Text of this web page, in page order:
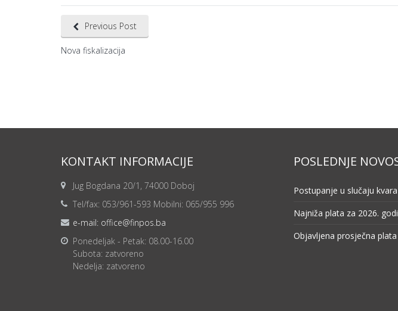
Previous Post
Nova fiskalizacija
KONTAKT INFORMACIJE
Jug Bogdana 20/1, 74000 Doboj
Tel/fax: 053/961-593 Mobilni: 065/955 996
e-mail: office@finpos.ba
Ponedeljak - Petak: 08.00-16.00
Subota: zatvoreno
Nedelja: zatvoreno
POSLEDNJE
Postupanje u slučaju
Najniža plata za 2026.
Objavljena prosječna